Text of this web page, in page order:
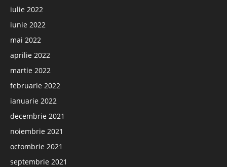
iulie 2022
iunie 2022
mai 2022
aprilie 2022
martie 2022
februarie 2022
ianuarie 2022
decembrie 2021
noiembrie 2021
octombrie 2021
septembrie 2021